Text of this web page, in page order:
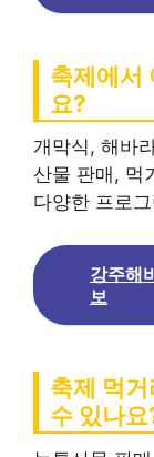
축제에서
요?
개막식, 해바
산물 판매, 먹
다양한 프로
강주해
보
축제 먹
수 있나요